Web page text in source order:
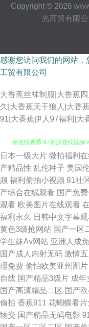
Copyright © 2026
光商貿有限公
感谢您访问我们的网站
工贸有限公司
大香蕉丝袜制服|大香蕉
久|大香蕉天干狼人|大香
91|大香蕉伊人97福利|大
国产极品少 东京热小视频 五
妻在线观看 97资源在线视频
产亚洲一区3t 黄色性情网站
在线 91综合资源 超碰日韩
美豆花91 日本aa成人在线
一级a免费 黄色午夜AV 久久
场 日韩无码三急片子 先锋
日本一级大片 微拍福利
产精品性 乱伦种子 美国
频 福利偷拍小视频 91社
产综合在线观看 国产免
观看 欧美图片在线观看
福利永久
日韩中文字幕
黄色3级抢网站 国产一区
学生妹Av网站 亚洲人成
国产成人内射无码 激情
理免费 偷怕欧美亚州图片
自线 国产精品3级片 成年
国产高清精品二区 国产
偷拍 香蕉911 花蝴蝶看
物交 国产精品无码电影